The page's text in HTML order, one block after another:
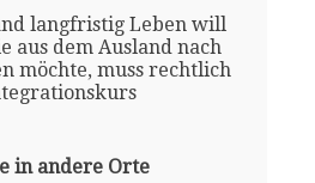
langfristig Leben will
aus dem Ausland nach
möchte, muss rechtlich
in andere Orte